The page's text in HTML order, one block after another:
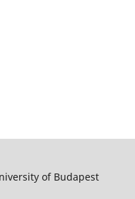
of Budapest